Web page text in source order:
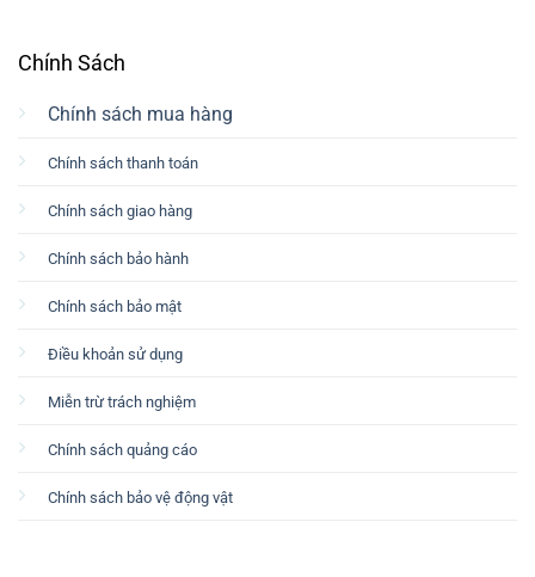
Chính Sách
Chính sách mua hàng
Chính sách thanh toán
Chính sách giao hàng
Chính sách bảo hành
Chính sách bảo mật
Điều khoản sử dụng
Miễn trừ trách nghiệm
Chính sách quảng cáo
Chính sách bảo vệ động vật